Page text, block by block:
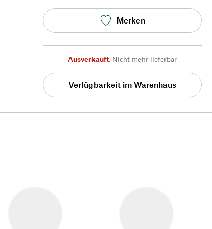
Merken
Ausverkauft, Nicht mehr lieferbar
Verfügbarkeit im Warenhaus